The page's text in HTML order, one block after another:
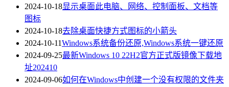
2024-10-18显示桌面此电脑、网络、控制面板、文档等
图标
2024-10-18去除桌面快捷方式图标的小箭头
2024-10-11Windows系统备份还原,Windows系统一键还原
2024-09-25最新Windows 10 22H2官方正式版镜像下载地
址202410
2024-09-06如何在Windows中创建一个没有权限的文件夹